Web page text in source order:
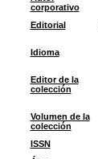
corporativo
Editorial
Idioma
Editor de la
colección
Volumen de la
colección
ISSN